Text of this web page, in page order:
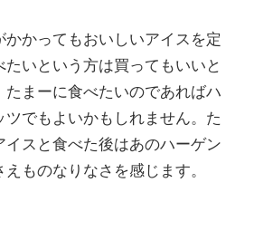
かかってもおいしいアイスを定
たいという方は買ってもいいと
たまーに食べたいのであればハ
ツでもよいかもしれません。た
イスと食べた後はあのハーゲン
えものなりなさを感じます。